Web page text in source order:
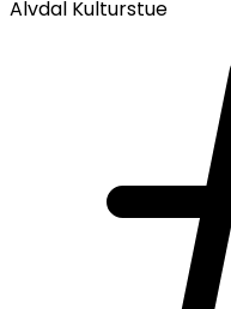
Alvdal Kulturstue